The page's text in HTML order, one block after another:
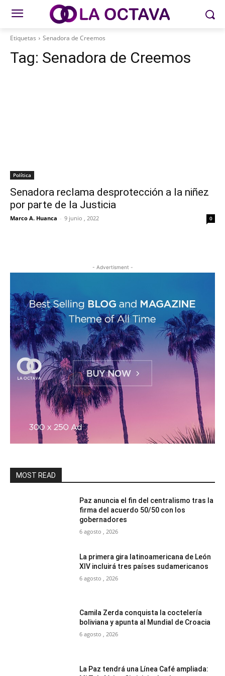
Etiquetas Senadora de Creemos
Tag: Senadora de Creemos
Política
Senadora reclama desprotección a la niñez
por parte de la Justicia
Marco A. Huanca - 9 junio , 2022 0
- Advertisment -
MOST READ
Paz anuncia el fin del centralismo tras la
firma del acuerdo 50/50 con los
gobernadores
6 agosto , 2026
La primera gira latinoamericana de León
XIV incluirá tres países sudamericanos
6 agosto , 2026
Camila Zerda conquista la coctelería
boliviana y apunta al Mundial de Croacia
6 agosto , 2026
La Paz tendrá una Línea Café ampliada: